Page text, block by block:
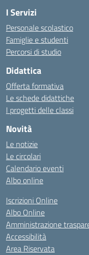
I Servizi
Personale scolastico
Famiglie e studenti
Percorsi di studio
Didattica
Offerta formativa
Le schede didattiche
I progetti delle classi
Novità
Le notizie
Le circolari
Calendario eventi
Albo online
Iscrizioni Online
Albo Online
Amministrazione
Accessibilità
Area Riservata